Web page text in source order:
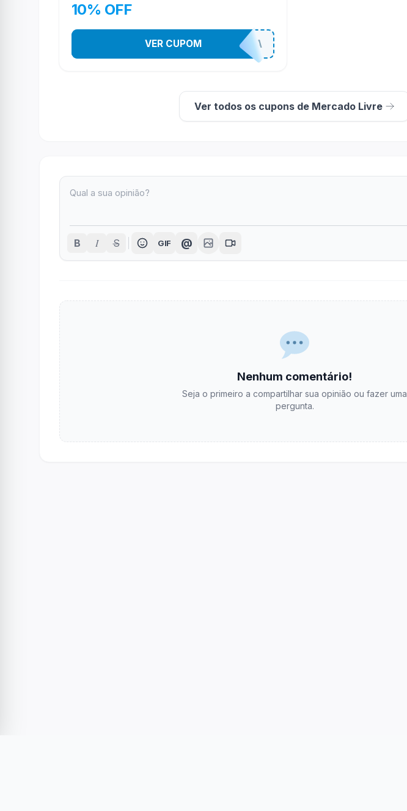
10% OFF
TODEBOA
VER CUPOM
Ver todos os cupons de Mercado Livre
B I S GIF @
Nenhum comentário!
Seja o primeiro a compartilhar sua opinião ou fazer uma
pergunta.